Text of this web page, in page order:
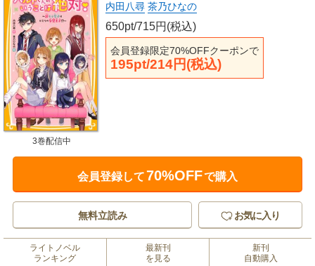
内田八尋 茶乃ひなの
650pt/715円(税込)
会員登録限定70%OFFクーポンで
195pt/214円(税込)
3巻配信中
会員登録して70%OFFで購入
無料立読み お気に入り
ライトノベル
ランキング
最新刊
を見る
新刊
自動購入